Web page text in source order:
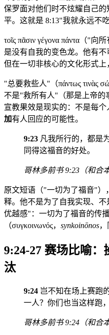
保罗面对他们时不炫耀自己
平。这就是 8:13"我就永远不
τοῖς πᾶσιν γέγονα πάντα（"
是没有自我的变色龙。他有不
但在一切非核心的文化形式上
"总要救些人"（πάντως τινὰς
不是"救所有人"（那是上帝
宣教果效是现实的：不是每
加有人回应的可能性。
9:23 凡我所行的，都是
同得这福音的好处。
哥林多前书 9:23（和合本
原文短语（"一切为了福音"）
释。他不是为了自我实现、
优越感"：一切为了福音的传
（συγκοινωνός， synkoinōnos，
9:24-27 赛场比喻
汰
9:24 岂不知在场上赛跑
一人？你们也当这样跑
哥林多前书 9:24（和合本